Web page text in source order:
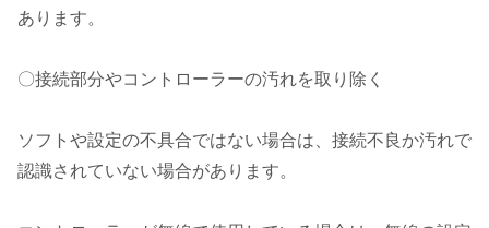
あります。
〇接続部分やコントローラーの汚れを取り除く
ソフトや設定の不具合ではない場合は、接続不良か汚れで
認識されていない場合があります。